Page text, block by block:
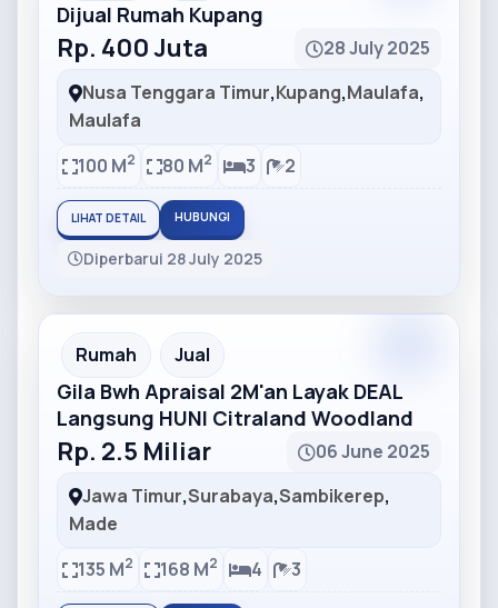
Dijual Rumah Kupang
Rp. 400 Juta
28 July 2025
Nusa Tenggara Timur,Kupang,Maulafa,
Maulafa
100 M2 80 M2 3 2
LIHAT DETAIL HUBUNGI
Diperbarui 28 July 2025
Partner Ad
Rumah Jual
Gila Bwh Apraisal 2M'an Layak DEAL
Langsung HUNI Citraland Woodland
Rp. 2.5 Miliar
06 June 2025
Jawa Timur,Surabaya,Sambikerep,
Made
135 M2 168 M2 4 3